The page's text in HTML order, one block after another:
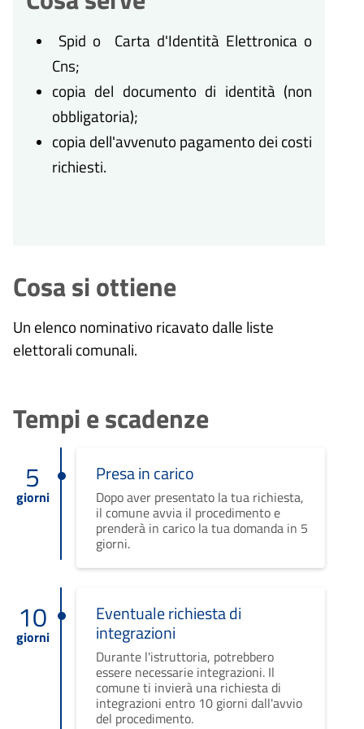
Spid o Carta d'Identità Elettronica o
Cns;
copia del documento di identità (non
obbligatoria);
copia dell'avvenuto pagamento dei costi
richiesti.
Cosa si ottiene
Un elenco nominativo ricavato dalle liste
elettorali comunali.
Tempi e scadenze
5
giorni
Presa in carico
Dopo aver presentato la tua richiesta,
il comune avvia il procedimento e
prenderà in carico la tua domanda in 5
giorni.
10
giorni
Eventuale richiesta di
integrazioni
Durante l'istruttoria, potrebbero
essere necessarie integrazioni. Il
comune ti invierà una richiesta di
integrazioni entro 10 giorni dall'avvio
del procedimento.